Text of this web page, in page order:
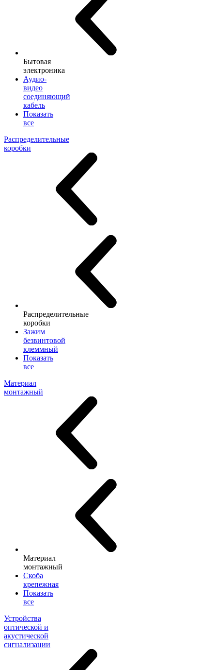
Бытовая
электроника
Аудио-
видео
соединяющий
кабель
Показать
все
Распределительные
коробки
Распределительные
коробки
Зажим
безвинтовой
клеммный
Показать
все
Материал
монтажный
Материал
монтажный
Скоба
крепежная
Показать
все
Устройства
оптической и
акустической
сигнализации